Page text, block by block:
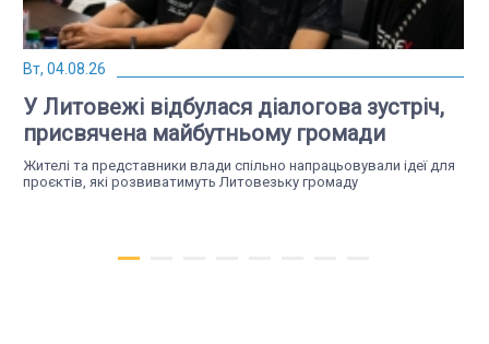
Вт, 04.08.26
У Литовежі відбулася діалогова зустріч,
присвячена майбутньому громади
Жителі та представники влади спільно напрацьовували ідеї для
проєктів, які розвиватимуть Литовезьку громаду